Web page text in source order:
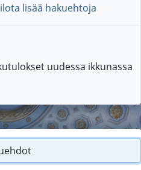
lisää hakuehtoja
uudessa ikkunassa